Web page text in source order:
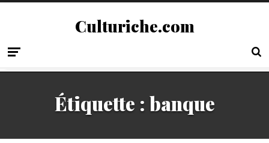
Culturiche.com
Étiquette : banque